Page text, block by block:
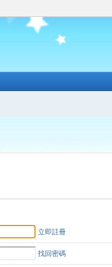
立即註冊
找回密碼